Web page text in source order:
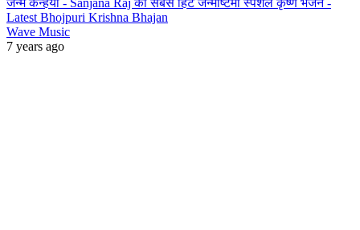
जन्मे कन्हैया - Sanjana Raj का सबसे हिट जन्माष्टमी स्पेशल कृष्ण भजन -
Latest Bhojpuri Krishna Bhajan
Wave Music
7 years ago